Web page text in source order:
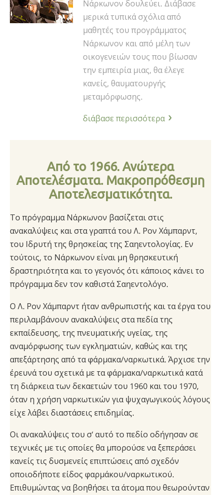
Νάρκωνον δουλεύει. Διάβασε
μερικά τυπικά σχόλια από
μαθητές του προγράμματος
Νάρκωνον και από μέλη των
οικογενειών τους που βίωσαν
την εμπειρία μιας, θα έλεγε
κανείς, θαυματουργής
μεταμόρφωσης.
διάβασε περισσότερα
Από το 1966. Ανώτερα
Αποτελέσματα. Μακροπρόθεσμη
Αποτελεσματικότητα.
Το πρόγραμμα Νάρκωνον βασίζεται στις
ανακαλύψεις και στα γραπτά του Λ. Ρον Χάμπαρντ,
του Ιδρυτή της θρησκείας της Σαηεντολογίας. Εν
τούτοις, το Νάρκωνον είναι μη θρησκευτική
δραστηριότητα και το γεγονός ότι κάποιος κάνει το
πρόγραμμα δεν τον καθιστά Σαηεντολόγο.
Ο Λ. Ρον Χάμπαρντ ήταν ανθρωπιστής και τα έργα του
περιλαμβάνουν ανακαλύψεις στα πεδία της
εκπαίδευσης, της πνευματικής υγείας, της
αναμόρφωσης των εγκληματιών, καθώς και της
απεξάρτησης από τα φάρμακα/ναρκωτικά. Άρχισε την
έρευνά του σχετικά με τα φάρμακα/ναρκωτικά κατά
τη διάρκεια των δεκαετιών του 1960 και του 1970,
όταν η χρήση ναρκωτικών για ψυχαγωγικούς λόγους
είχε λάβει διαστάσεις επιδημίας.
Οι ανακαλύψεις του σ’ αυτό το πεδίο οδήγησαν σε
τεχνικές με τις οποίες θα μπορούσε να ξεπεράσει
κανείς τις δυσμενείς επιπτώσεις από σχεδόν
οποιοδήποτε είδος φαρμάκου/ναρκωτικού.
Επιθυμώντας να βοηθήσει τα άτομα που θεωρούνταν